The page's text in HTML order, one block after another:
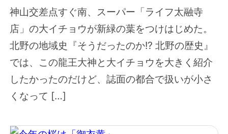
神山交差点すぐ南、スーパー「ライフ太融寺
店」の大イチョウが新緑の葉をつけはじめた。
北野の地域史『そうだったのか!? 北野の歴史』
では、この龍王大神と大イチョウを大きく紹介
したかったのだけど、誌面の都合で扱いが小さ
くなって […]